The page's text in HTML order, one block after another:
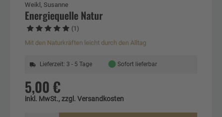
Weikl, Susanne
Energiequelle Natur
(1)
Mit den Naturkräften leicht durch den Alltag
Lieferzeit: 3 - 5 Tage ● Sofort lieferbar
5,00 €
inkl. MwSt., zzgl. Versandkosten